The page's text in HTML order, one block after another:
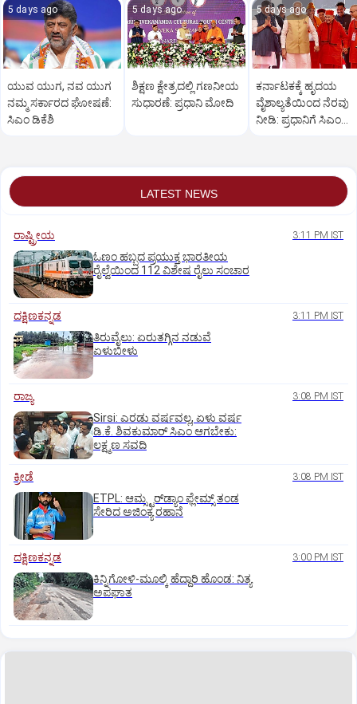
5 days ago
ಯುವ ಯುಗ, ನವ ಯುಗ
ನಮ್ಮ ಸರ್ಕಾರದ ಘೋಷಣೆ:
ಸಿಎಂ ಡಿಕೆಶಿ
5 days ago
ಶಿಕ್ಷಣ ಕ್ಷೇತ್ರದಲ್ಲಿ ಗಣನೀಯ
ಸುಧಾರಣೆ: ಪ್ರಧಾನಿ ಮೋದಿ
5 days ago
ಕರ್ನಾಟಕಕ್ಕೆ ಹೃದಯ
ವೈಶಾಲ್ಯತೆಯಿಂದ ನೆರವು
ನೀಡಿ: ಪ್ರಧಾನಿಗೆ ಸಿಎಂ
LATEST NEWS
ರಾಷ್ಟ್ರೀಯ 3:11 PM IST
ಓಣಂ ಹಬ್ಬದ ಪ್ರಯುಕ್ತ ಭಾರತೀಯ
ರೈಲ್ವೆಯಿಂದ 112 ವಿಶೇಷ ರೈಲು ಸಂಚಾರ
ದಕ್ಷಿಣಕನ್ನಡ 3:11 PM IST
ತಿರುವೈಲು: ಏರುತಗ್ಗಿನ ನಡುವೆ
ಏಳುಬೀಳು
ರಾಜ್ಯ 3:08 PM IST
Sirsi: ಎರಡು ವರ್ಷವಲ್ಲ, ಏಳು ವರ್ಷ
ಡಿ.ಕೆ. ಶಿವಕುಮಾರ್ ಸಿಎಂ ಆಗಬೇಕು:
ಲಕ್ಷ್ಮಣ ಸವದಿ
ಕ್ರೀಡೆ 3:08 PM IST
ETPL: ಆಮ್ಸ್ಟರ್‌ಡ್ಯಾಂ ಫ್ಲೇಮ್ಸ್‌ ತಂಡ
ಸೇರಿದ ಅಜಿಂಕ್ಯ ರಹಾನೆ
ದಕ್ಷಿಣಕನ್ನಡ 3:00 PM IST
ಕಿನ್ನಿಗೋಳಿ-ಮೂಲ್ಕಿ ಹೆದ್ದಾರಿ ಹೊಂಡ: ನಿತ್ಯ
ಅಪಘಾತ